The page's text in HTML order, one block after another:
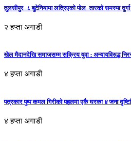
तुलसीपुर–८ बुटेनियामा लत्रिएको पोल–तारको समस्या
२ हप्ता अगाडी
खेल मैदानदेखि समाजसम्म सक्रिय युवा : अन्यायविरुद्ध
४ हप्ता अगाडी
पत्रकार पुष्प कमल गिरीको पहलमा एकै घरका ४ जना
४ हप्ता अगाडी